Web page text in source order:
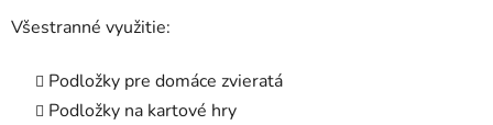
Všestranné využitie:
Podložky pre domáce zvieratá
Podložky na kartové hry